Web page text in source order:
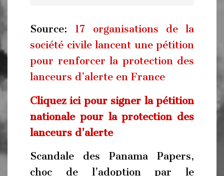
Source: 17 organisations de la
société civile lancent une pétition
pour renforcer la protection des
lanceurs d’alerte en France
Cliquez ici pour signer la pétition
nationale pour la protection des
lanceurs d’alerte
Scandale des Panama Papers,
choc de l’adoption par le